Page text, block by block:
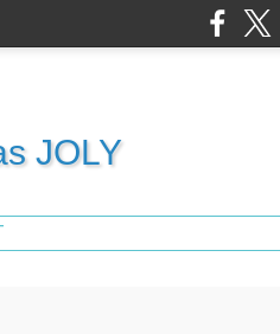
JOLY